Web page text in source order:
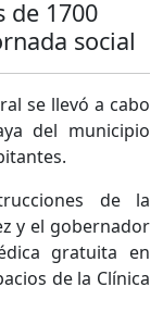
de 1700
social
se llevó a cabo
del municipio
de la
y el gobernador
gratuita en
de la Clínica